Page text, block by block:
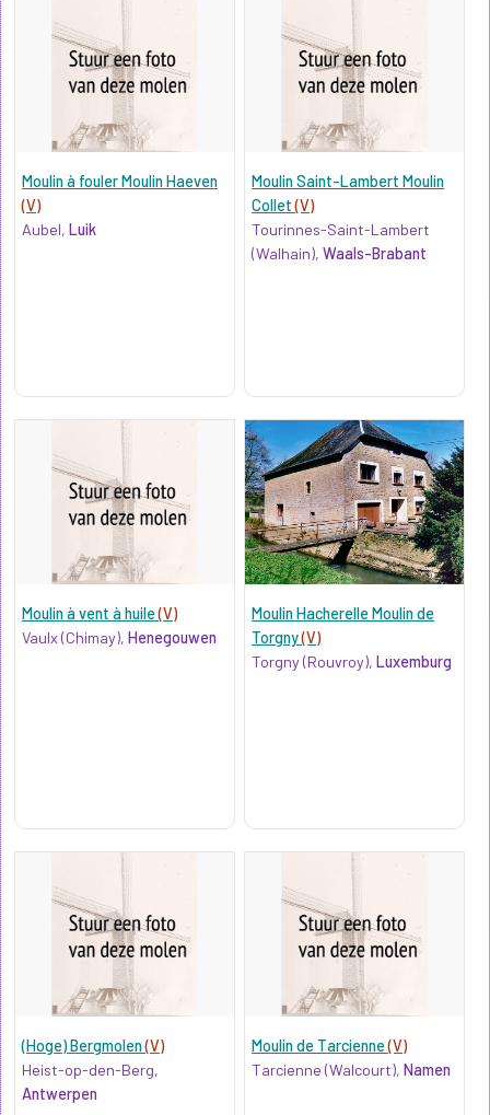
Moulin à fouler Moulin Haeven
(V)
Aubel, Luik
Moulin Saint-Lambert Moulin
Collet(V)
Tourinnes-Saint-Lambert
(Walhain),Waals-Brabant
Moulin à vent à huile(V)
Vaulx (Chimay), Henegouwen
Moulin Hacherelle Moulin de
Torgny(V)
Torgny (Rouvroy),Luxemburg
(Hoge) Bergmolen(V)
Heist-op-den-Berg,
Antwerpen
Moulin de Tarcienne(V)
Tarcienne (Walcourt),Namen